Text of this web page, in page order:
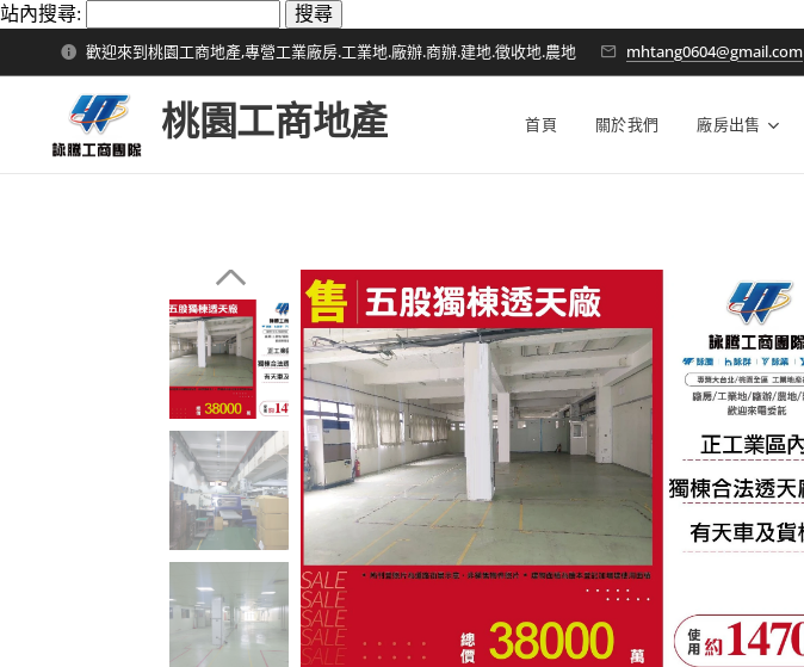
站內搜尋:
歡迎來到桃園工商地產,專營工業廠房.工業地.廠辦.商辦.建地.徵收地.農地 mhtang0604@gmail.com
桃園工商地產 首頁 關於我們 廠房出售